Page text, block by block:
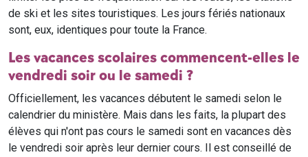
de ski et les sites touristiques. Les jours fériés nationaux
sont, eux, identiques pour toute la France.
Les vacances scolaires commencent-elles le
vendredi soir ou le samedi ?
Officiellement, les vacances débutent le samedi selon le
calendrier du ministère. Mais dans les faits, la plupart des
élèves qui n'ont pas cours le samedi sont en vacances dès
le vendredi soir après leur dernier cours. Il est conseillé de